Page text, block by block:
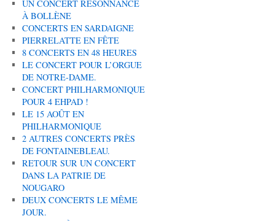
UN CONCERT RÉSONNANCE
À BOLLÈNE
CONCERTS EN SARDAIGNE
PIERRELATTE EN FÊTE
8 CONCERTS EN 48 HEURES
LE CONCERT POUR L’ORGUE
DE NOTRE-DAME.
CONCERT PHILHARMONIQUE
POUR 4 EHPAD !
LE 15 AOÛT EN
PHILHARMONIQUE
2 AUTRES CONCERTS PRÈS
DE FONTAINEBLEAU.
RETOUR SUR UN CONCERT
DANS LA PATRIE DE
NOUGARO
DEUX CONCERTS LE MÊME
JOUR.